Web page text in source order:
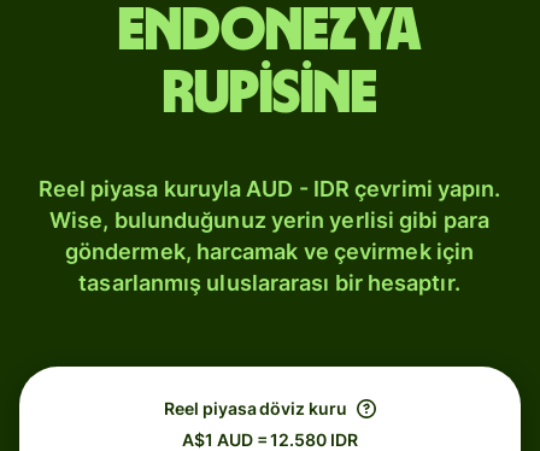
Endonezya
rupisine
Reel piyasa kuruyla AUD - IDR çevrimi yapın.
Wise, bulunduğunuz yerin yerlisi gibi para
göndermek, harcamak ve çevirmek için
tasarlanmış uluslararası bir hesaptır.
Reel piyasa döviz kuru
A$1 AUD = 12.580 IDR